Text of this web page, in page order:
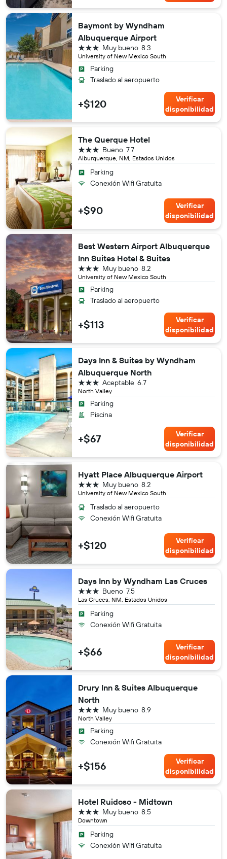
Baymont by Wyndham
Albuquerque Airport
University of New Mexico South
8.3
Muy bueno
3 estrellas
Parking
Traslado al aeropuerto
+$120
Verificar
disponibilidad
The Querque Hotel
Alburquerque, NM, Estados Unidos
7.7
Bueno
3 estrellas
Parking
Conexión Wifi Gratuita
+$90
Verificar
disponibilidad
Best Western Airport Albuquerque
Inn Suites Hotel & Suites
University of New Mexico South
8.2
Muy bueno
3 estrellas
Parking
Traslado al aeropuerto
+$113
Verificar
disponibilidad
Days Inn & Suites by Wyndham
Albuquerque North
North Valley
6.7
Aceptable
3 estrellas
Parking
Piscina
+$67
Verificar
disponibilidad
Hyatt Place Albuquerque Airport
University of New Mexico South
8.2
Muy bueno
3 estrellas
Traslado al aeropuerto
Conexión Wifi Gratuita
+$120
Verificar
disponibilidad
Days Inn by Wyndham Las Cruces
Las Cruces, NM, Estados Unidos
7.5
Bueno
3 estrellas
Parking
Conexión Wifi Gratuita
+$66
Verificar
disponibilidad
Drury Inn & Suites Albuquerque
North
North Valley
8.9
Muy bueno
3 estrellas
Parking
Conexión Wifi Gratuita
+$156
Verificar
disponibilidad
Hotel Ruidoso - Midtown
Downtown
8.5
Muy bueno
3 estrellas
Parking
Conexión Wifi Gratuita